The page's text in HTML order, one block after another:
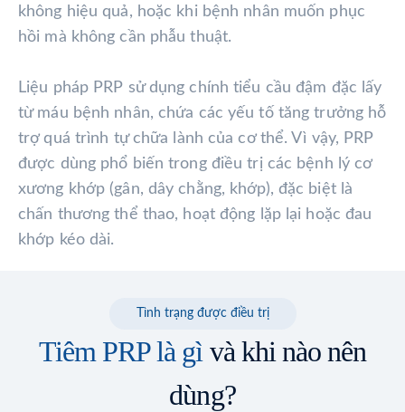
không hiệu quả, hoặc khi bệnh nhân muốn phục
hồi mà không cần phẫu thuật.
Liệu pháp PRP sử dụng chính tiểu cầu đậm đặc lấy
từ máu bệnh nhân, chứa các yếu tố tăng trưởng hỗ
trợ quá trình tự chữa lành của cơ thể. Vì vậy, PRP
được dùng phổ biến trong điều trị các bệnh lý cơ
xương khớp (gân, dây chằng, khớp), đặc biệt là
chấn thương thể thao, hoạt động lặp lại hoặc đau
khớp kéo dài.
Tình trạng được điều trị
Tiêm PRP là gì và khi nào nên
dùng?